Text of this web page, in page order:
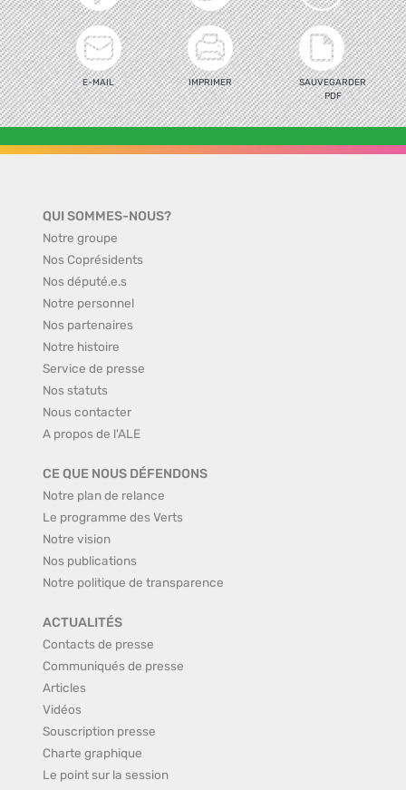
E-MAIL IMPRIMER
SAUVEGARDER
PDF
QUI SOMMES-NOUS?
Notre groupe
Nos Coprésidents
Nos député.e.s
Notre personnel
Nos partenaires
Notre histoire
Service de presse
Nos statuts
Nous contacter
A propos de l'ALE
CE QUE NOUS DÉFENDONS
Notre plan de relance
Le programme des Verts
Notre vision
Nos publications
Notre politique de transparence
ACTUALITÉS
Contacts de presse
Communiqués de presse
Articles
Vidéos
Souscription presse
Charte graphique
Le point sur la session